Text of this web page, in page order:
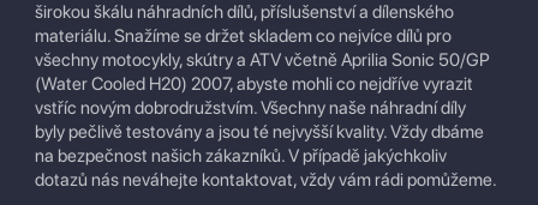
širokou škálu náhradních dílů, příslušenství a dílenského
materiálu. Snažíme se držet skladem co nejvíce dílů pro
všechny motocykly, skútry a ATV včetně Aprilia Sonic 50/GP
(Water Cooled H20) 2007, abyste mohli co nejdříve vyrazit
vstříc novým dobrodružstvím. Všechny naše náhradní díly
byly pečlivě testovány a jsou té nejvyšší kvality. Vždy dbáme
na bezpečnost našich zákazníků. V případě jakýchkoliv
dotazů nás neváhejte kontaktovat, vždy vám rádi pomůžeme.